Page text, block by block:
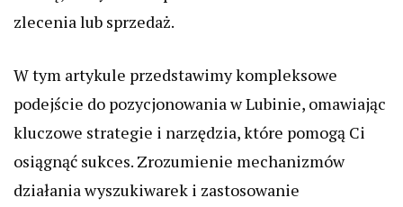
zlecenia lub sprzedaż.
W tym artykule przedstawimy kompleksowe
podejście do pozycjonowania w Lubinie, omawiając
kluczowe strategie i narzędzia, które pomogą Ci
osiągnąć sukces. Zrozumienie mechanizmów
działania wyszukiwarek i zastosowanie